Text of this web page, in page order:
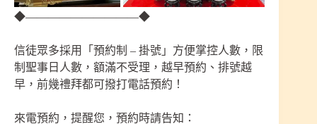
◆——————————◆
信徒眾多採用「預約制 – 掛號」方便掌控人數，限
制聖事日人數，額滿不受理，越早預約、排號越
早，前幾禮拜都可撥打電話預約！
來電預約，提醒您，預約時請告知：